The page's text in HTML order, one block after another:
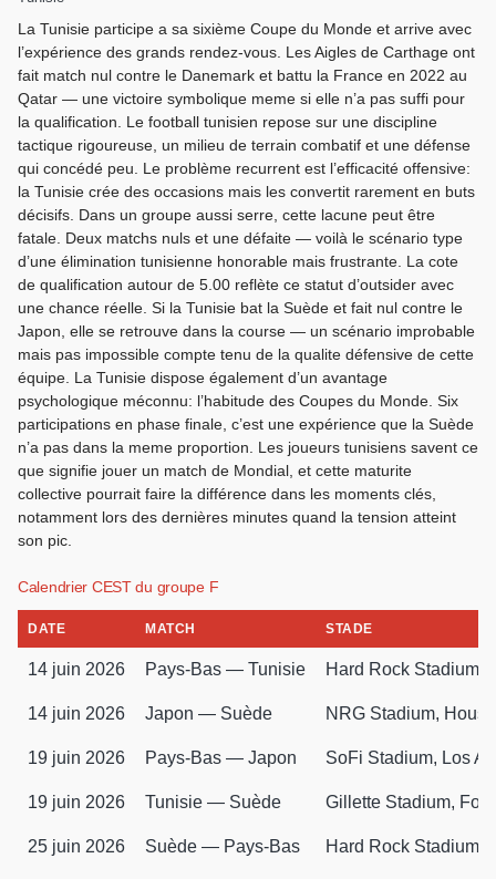
La Tunisie participe a sa sixième Coupe du Monde et arrive avec
l’expérience des grands rendez-vous. Les Aigles de Carthage ont
fait match nul contre le Danemark et battu la France en 2022 au
Qatar — une victoire symbolique meme si elle n’a pas suffi pour
la qualification. Le football tunisien repose sur une discipline
tactique rigoureuse, un milieu de terrain combatif et une défense
qui concédé peu. Le problème recurrent est l’efficacité offensive:
la Tunisie crée des occasions mais les convertit rarement en buts
décisifs. Dans un groupe aussi serre, cette lacune peut être
fatale. Deux matchs nuls et une défaite — voilà le scénario type
d’une élimination tunisienne honorable mais frustrante. La cote
de qualification autour de 5.00 reflète ce statut d’outsider avec
une chance réelle. Si la Tunisie bat la Suède et fait nul contre le
Japon, elle se retrouve dans la course — un scénario improbable
mais pas impossible compte tenu de la qualite défensive de cette
équipe. La Tunisie dispose également d’un avantage
psychologique méconnu: l’habitude des Coupes du Monde. Six
participations en phase finale, c’est une expérience que la Suède
n’a pas dans la meme proportion. Les joueurs tunisiens savent ce
que signifie jouer un match de Mondial, et cette maturite
collective pourrait faire la différence dans les moments clés,
notamment lors des dernières minutes quand la tension atteint
son pic.
Calendrier CEST du groupe F
DATE MATCH STADE
14 juin 2026 Pays-Bas — Tunisie Hard Rock Stadium,
14 juin 2026 Japon — Suède NRG Stadium,
19 juin 2026 Pays-Bas — Japon SoFi Stadium, Los
19 juin 2026 Tunisie — Suède Gillette Stadium,
25 juin 2026 Suède — Pays-Bas Hard Rock Stadium,